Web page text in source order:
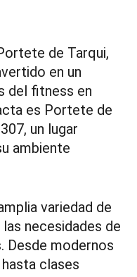
de Tarqui,
en un
del fitness en
es Portete de
un lugar
ambiente
variedad de
necesidades de
Desde modernos
clases